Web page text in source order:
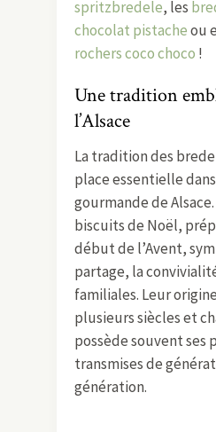
spritzbredele, les
chocolat pistacheou
rochers coco choco !
Une tradition
l’Alsace
La tradition des
place essentielle
gourmande de
biscuits de Noël,
début de l’Avent,
partage, la
familiales. Leur
plusieurs siècles et
possède souvent ses
transmises de
génération.